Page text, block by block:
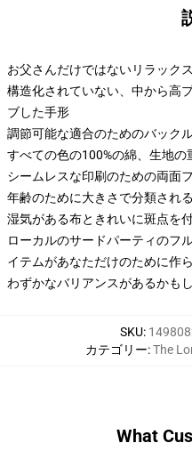
お父さんだけではないリラック
構造化されていない、中から高
ブした手形
調節可能な適合のためのバック
すべての色の100%の綿、生地
シームレスな印刷のための両面
年齢のために大きさで分類され
湿気がある布ときれいに斑点を
ローカルのサードパーティのフ
イテムがあなただけのために作
わずかなバリアンスがあるかも
SKU:
カテゴリー:The
What